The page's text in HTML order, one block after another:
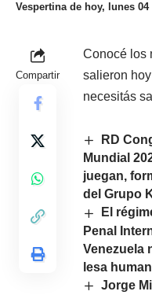
Vespertina de hoy, lunes
Compartir
Conocé los
salieron
necesitás
RD
Mundial
juegan,
del Grupo
El
Penal
Venezuela
lesa
Jorge